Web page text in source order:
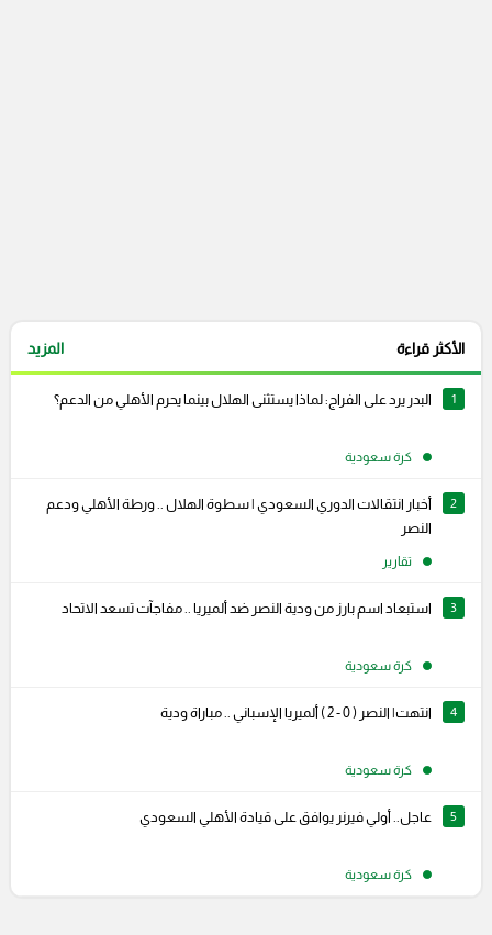
الأكثر قراءة المزيد
1 البدر يرد على الفراج: لماذا يستثنى الهلال بينما يحرم الأهلي من الدعم؟
كرة سعودية
2
أخبار انتقالات الدوري السعودي | سطوة الهلال .. ورطة الأهلي ودعم
النصر
تقارير
3 استبعاد اسم بارز من ودية النصر ضد ألميريا .. مفاجآت تسعد الاتحاد
كرة سعودية
4 انتهت| النصر ( 0 - 2 ) ألميريا الإسباني .. مباراة ودية
كرة سعودية
5 عاجل.. أولي فيرنر يوافق على قيادة الأهلي السعودي
كرة سعودية